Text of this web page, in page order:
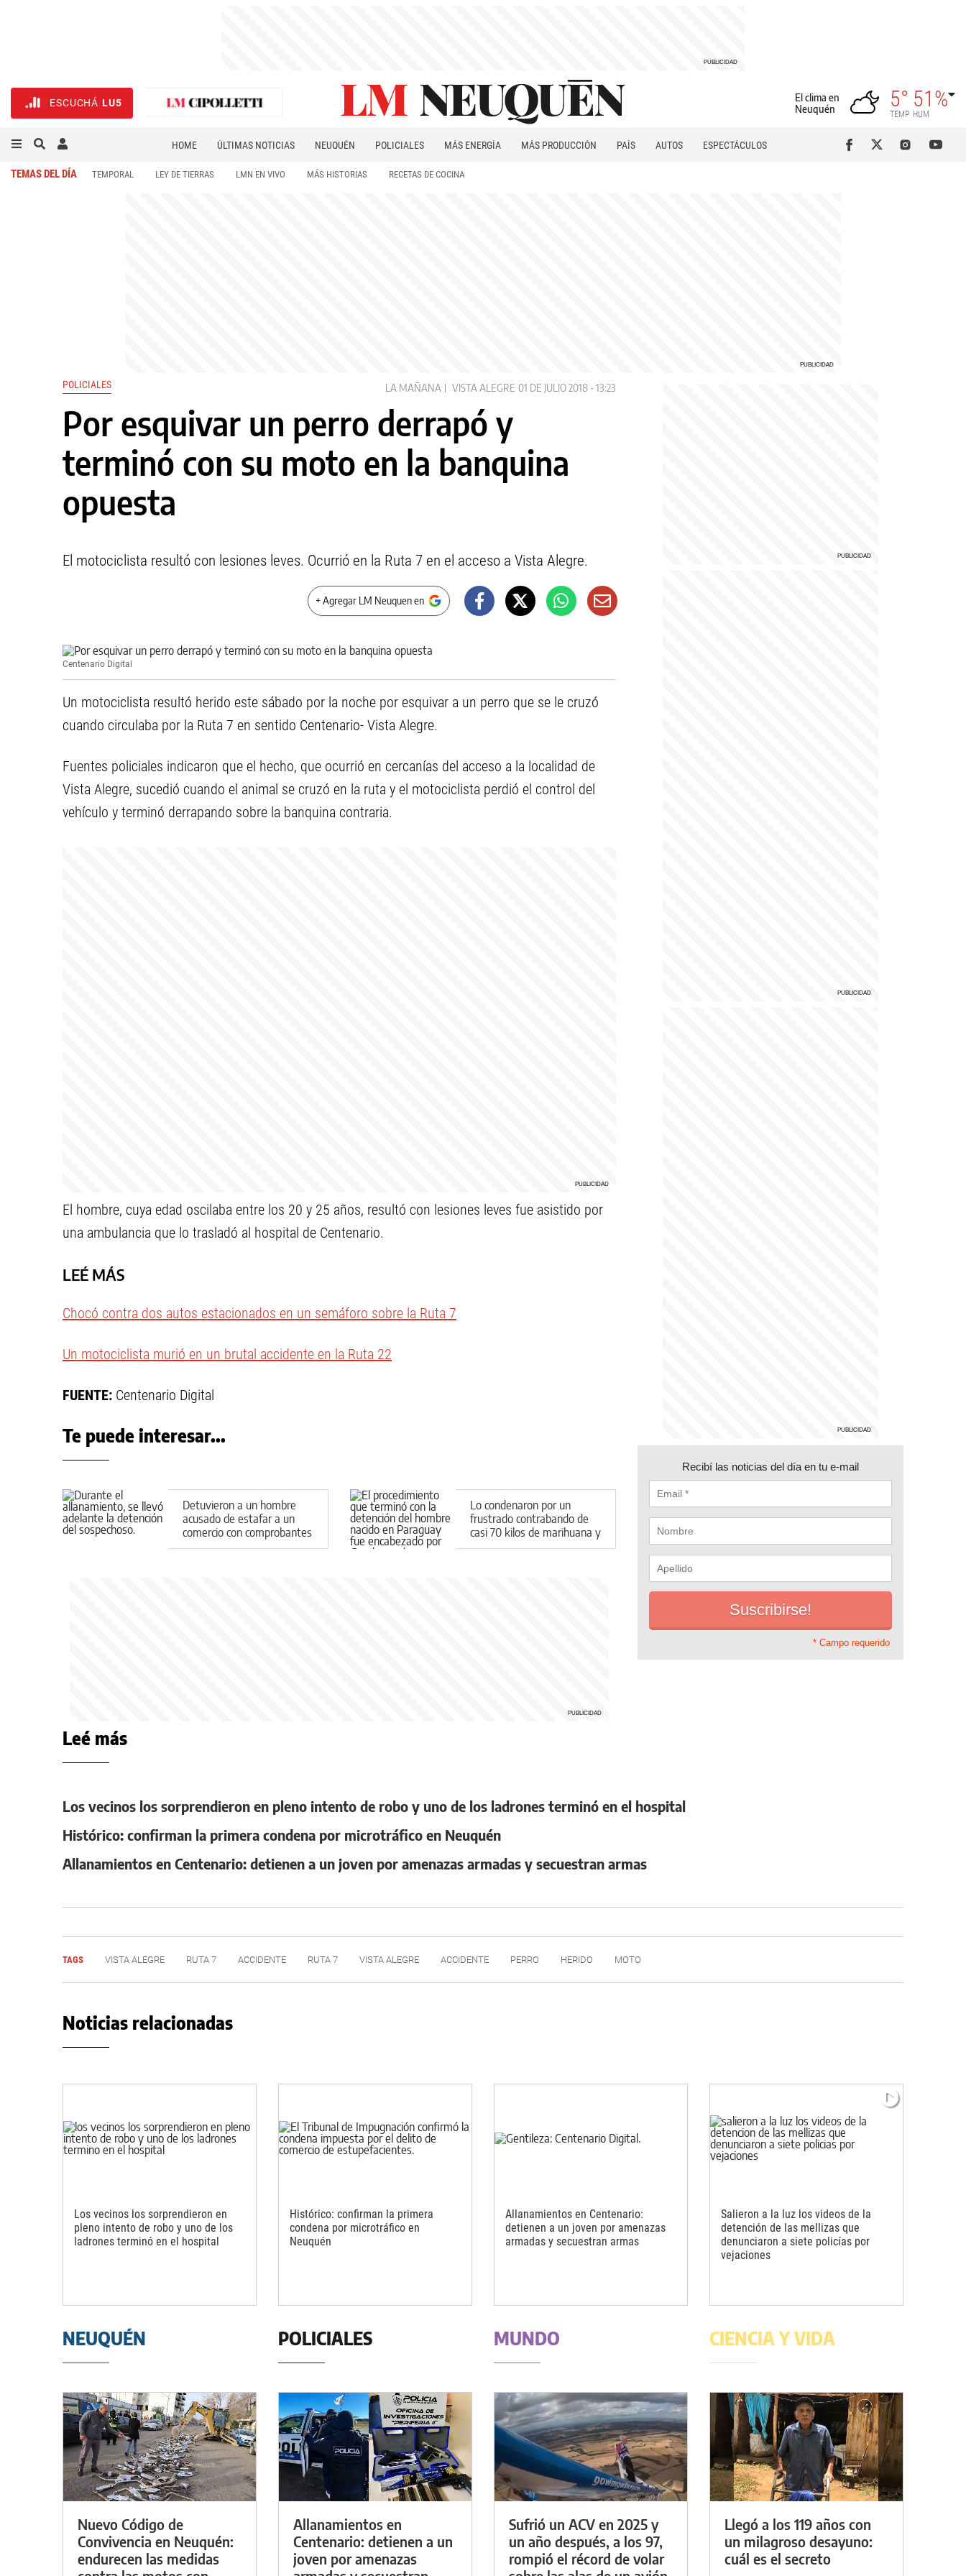
ESCUCHÁ LU5
El clima en
Neuquén
5°
TEMP
51%
HUM
HOME ÚLTIMAS NOTICIAS NEUQUÉN POLICIALES MÁS ENERGÍA MÁS PRODUCCIÓN PAÍS AUTOS
ESPECTÁCULOS
TEMAS DEL DÍA TEMPORAL LEY DE TIERRAS LMN EN VIVO MÁS HISTORIAS RECETAS DE COCINA
POLICIALES LA MAÑANA VISTA ALEGRE 01 DE JULIO 2018 - 13:23
Por esquivar un perro derrapó y
terminó con su moto en la banquina
opuesta
El motociclista resultó con lesiones leves. Ocurrió en la Ruta 7 en el acceso a Vista Alegre.
+ Agregar LM Neuquen en
Centenario Digital
Un motociclista resultó herido este sábado por la noche por esquivar a un perro que se le cruzó
cuando circulaba por la Ruta 7 en sentido Centenario- Vista Alegre.
Fuentes policiales indicaron que el hecho, que ocurrió en cercanías del acceso a la localidad de
Vista Alegre, sucedió cuando el animal se cruzó en la ruta y el motociclista perdió el control del
vehículo y terminó derrapando sobre la banquina contraria.
El hombre, cuya edad oscilaba entre los 20 y 25 años, resultó con lesiones leves fue asistido por
una ambulancia que lo trasladó al hospital de Centenario.
LEÉ MÁS
Chocó contra dos autos estacionados en un semáforo sobre la Ruta 7
Un motociclista murió en un brutal accidente en la Ruta 22
FUENTE: Centenario Digital
Te puede interesar...
Detuvieron a un hombre
acusado de estafar a un
comercio con comprobantes
de transferencias falsos
Lo condenaron por un
frustrado contrabando de
casi 70 kilos de marihuana y
le impusieron una medida
Recibí las noticias del día en tu e-mail
* Campo requerido
Leé más
Los vecinos los sorprendieron en pleno intento de robo y uno de los ladrones terminó en el hospital
Histórico: confirman la primera condena por microtráfico en Neuquén
Allanamientos en Centenario: detienen a un joven por amenazas armadas y secuestran armas
TAGS VISTA ALEGRE RUTA 7 ACCIDENTE RUTA 7 VISTA ALEGRE ACCIDENTE PERRO HERIDO MOTO
Noticias relacionadas
Los vecinos los sorprendieron en
pleno intento de robo y uno de los
ladrones terminó en el hospital
Histórico: confirman la primera
condena por microtráfico en
Neuquén
Allanamientos en Centenario:
detienen a un joven por amenazas
armadas y secuestran armas
Salieron a la luz los videos de la
detención de las mellizas que
denunciaron a siete policías por
vejaciones
NEUQUÉN
Nuevo Código de
Convivencia en Neuquén:
endurecen las medidas
POLICIALES
Allanamientos en
Centenario: detienen a un
joven por amenazas
MUNDO
Sufrió un ACV en 2025 y
un año después, a los 97,
rompió el récord de volar
CIENCIA Y VIDA
Llegó a los 119 años con
un milagroso desayuno:
cuál es el secreto